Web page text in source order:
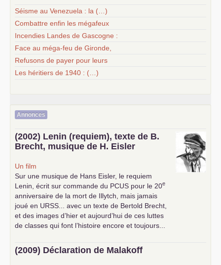
Séisme au Venezuela : la (…)
Combattre enfin les mégafeux
Incendies Landes de Gascogne :
Face au méga-feu de Gironde,
Refusons de payer pour leurs
Les héritiers de 1940 : (…)
Annonces
(2002) Lenin (requiem), texte de B.
Brecht, musique de H. Eisler
Un film
Sur une musique de Hans Eisler, le requiem
Lenin, écrit sur commande du PCUS pour le 20e
anniversaire de la mort de Illytch, mais jamais
joué en URSS ... avec un texte de Bertold Brecht,
et des images d’hier et aujourd’hui de ces luttes
de classes qui font l’histoire encore et toujours...
(2009) Déclaration de Malakoff